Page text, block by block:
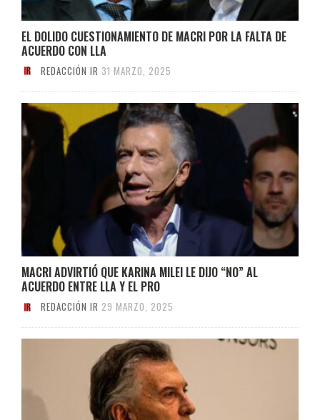
EL DOLIDO CUESTIONAMIENTO DE MACRI POR LA FALTA DE
ACUERDO CON LLA
REDACCIÓN IR 31 MARZO, 2025
MACRI ADVIRTIÓ QUE KARINA MILEI LE DIJO “NO” AL
ACUERDO ENTRE LLA Y EL PRO
REDACCIÓN IR 29 MARZO, 2025